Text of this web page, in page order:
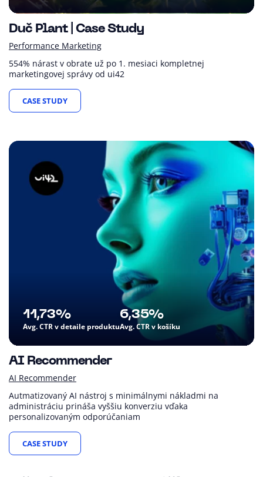
Duč Plant | Case Study
Performance Marketing
554% nárast v obrate už po 1. mesiaci kompletnej
marketingovej správy od ui42
CASE STUDY
Avg. CTR v detaile produktu
11,73%
Avg. CTR v košíku
6,35%
AI Recommender
AI Recommender
Autmatizovaný AI nástroj s minimálnymi nákladmi na
administráciu prináša vyššiu konverziu vďaka
personalizovaným odporúčaniam
CASE STUDY